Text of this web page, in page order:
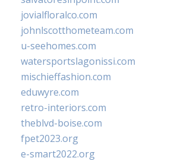
jovialfloralco.com
johnlscotthometeam.com
u-seehomes.com
watersportslagonissi.com
mischieffashion.com
eduwyre.com
retro-interiors.com
theblvd-boise.com
fpet2023.org
e-smart2022.org